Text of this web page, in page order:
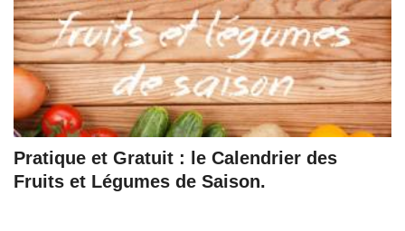
Pratique et Gratuit : le Calendrier des
Fruits et Légumes de Saison.